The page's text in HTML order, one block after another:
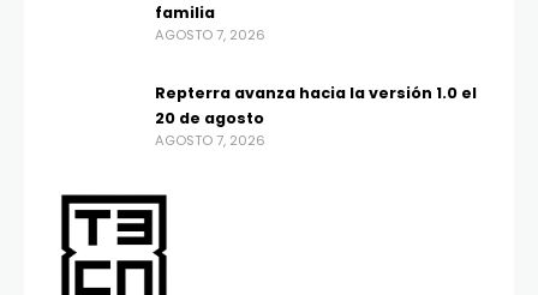
familia
AGOSTO 7, 2026
Repterra avanza hacia la versión 1.0 el
20 de agosto
AGOSTO 7, 2026